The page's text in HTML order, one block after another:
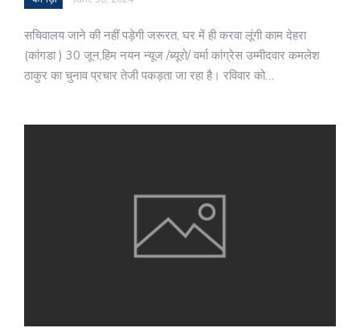
सचिवालय जाने की नहीं पड़ेगी जरूरत, घर में ही करवा लूंगी काम देहरा
(कांगडा ) 30 जून,हिम नयन न्यूज /ब्यूरो/ वर्मा कांग्रेस उम्मीदवार कमलेश
ठाकुर का चुनाव प्रचार तेजी पकड़ता जा रहा है। रविवार को…